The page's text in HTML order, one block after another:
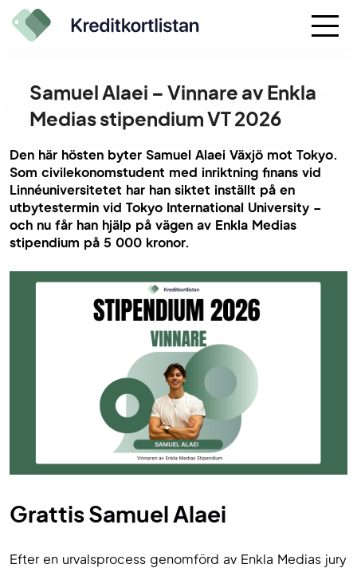
Samuel Alaei – Vinnare av Enkla
Medias stipendium VT 2026
Den här hösten byter Samuel Alaei Växjö mot Tokyo.
Som civilekonomstudent med inriktning finans vid
Linnéuniversitetet har han siktet inställt på en
utbytestermin vid Tokyo International University –
och nu får han hjälp på vägen av Enkla Medias
stipendium på 5 000 kronor.
Grattis Samuel Alaei
Efter en urvalsprocess genomförd av Enkla Medias jury